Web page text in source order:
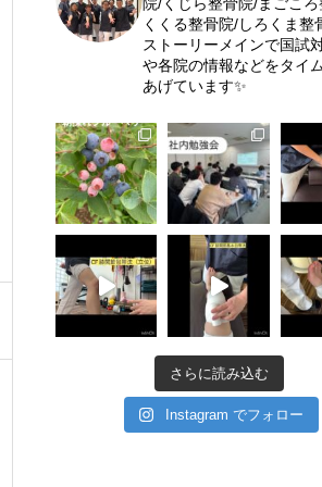
くくる整骨院/しろくま整
ストーリーメインで国試
や各院の情報などをタイ
あげています✨
さらに読み込む
Instagram でフォロー